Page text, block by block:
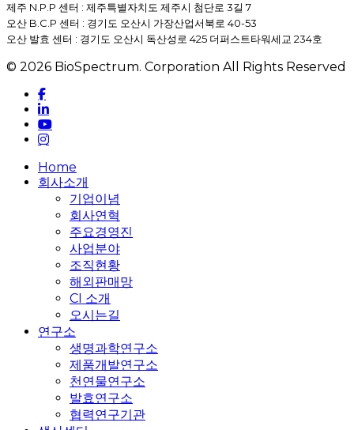
제주 N.P.P 센터 : 제주특별자치도 제주시 첨단로 3길 7
오산 B.C.P 센터 : 경기도 오산시 가장산업서북로 40-53
오산 발효 센터 : 경기도 오산시 독산성로 425 더퍼스트타워세교 234호
© 2026 BioSpectrum. Corporation All Rights Reserved
facebook
linkedin
youtube
instagram
Close
Menu
Home
회사소개
기업이념
회사연혁
주요경영진
사업분야
조직현황
해외판매망
CI 소개
오시는길
연구소
생명과학연구소
제품개발연구소
천연물연구소
발효연구소
협력연구기관